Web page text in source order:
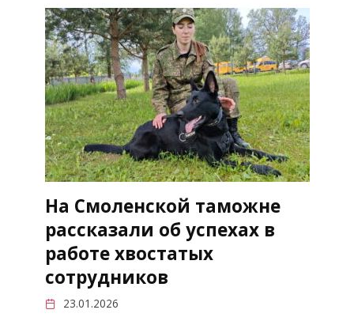
На Смоленской таможне
рассказали об успехах в
работе хвостатых
сотрудников
23.01.2026